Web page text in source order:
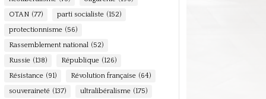
OTAN (77) parti socialiste (152)
protectionnisme (56)
Rassemblement national (52)
Russie (138) République (126)
Résistance (91) Révolution française (64)
souveraineté (137) ultralibéralisme (175)